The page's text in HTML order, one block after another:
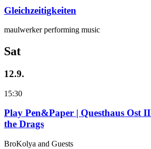
Gleichzeitigkeiten
maulwerker performing music
Sat
12.9.
15:30
Play Pen&Paper | Questhaus Ost
the Drags
BroKolya and Guests